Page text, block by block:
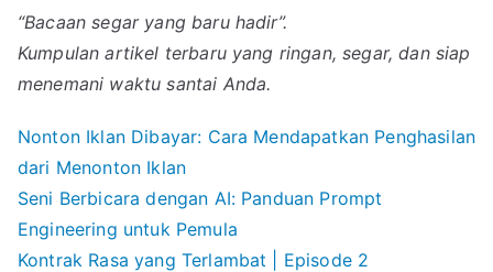
“Bacaan segar yang baru hadir”.
Kumpulan artikel terbaru yang ringan, segar, dan siap
menemani waktu santai Anda.
Nonton Iklan Dibayar: Cara Mendapatkan Penghasilan
dari Menonton Iklan
Seni Berbicara dengan AI: Panduan Prompt
Engineering untuk Pemula
Kontrak Rasa yang Terlambat | Episode 2